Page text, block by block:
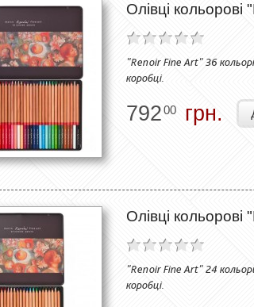
Олівці
"Renoir Fine Art" 36
коробці.
79200 грн.
Олівці
"Renoir Fine Art" 24
коробці.